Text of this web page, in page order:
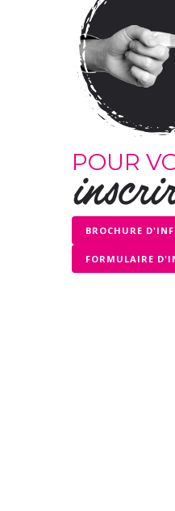
POUR
BROCHURE
FORMULAIRE